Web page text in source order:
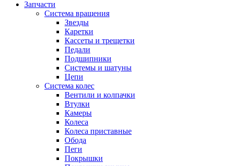
Запчасти
Система вращения
Звезды
Каретки
Кассеты и трещетки
Педали
Подшипники
Системы и шатуны
Цепи
Система колес
Вентили и колпачки
Втулки
Камеры
Колеса
Колеса приставные
Обода
Пеги
Покрышки